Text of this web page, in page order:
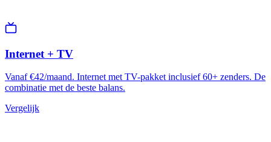
Internet + TV
Vanaf €42/maand. Internet met TV-pakket inclusief 60+ zenders. De
combinatie met de beste balans.
Vergelijk